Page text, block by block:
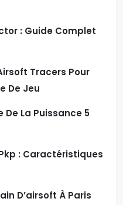
: Guide Complet
Tracers Pour
De Jeu
De La Puissance 5
: Caractéristiques
D’airsoft À Paris